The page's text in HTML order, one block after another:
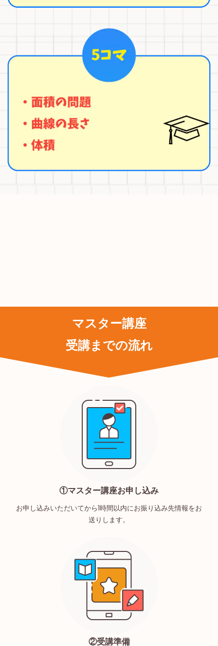
マスター講座
受講までの流れ
①マスター講座お申し込み
お申し込みいただいてから1時間以内にお振り込み先情報をお
送りします。
②受講準備